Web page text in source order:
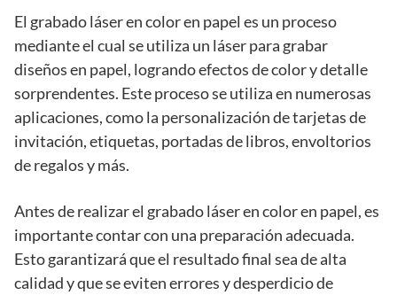
El grabado láser en color en papel es un proceso
mediante el cual se utiliza un láser para grabar
diseños en papel, logrando efectos de color y detalle
sorprendentes. Este proceso se utiliza en numerosas
aplicaciones, como la personalización de tarjetas de
invitación, etiquetas, portadas de libros, envoltorios
de regalos y más.
Antes de realizar el grabado láser en color en papel, es
importante contar con una preparación adecuada.
Esto garantizará que el resultado final sea de alta
calidad y que se eviten errores y desperdicio de